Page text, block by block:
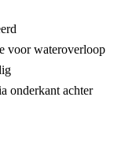
voor wateroverloop
onderkant achter